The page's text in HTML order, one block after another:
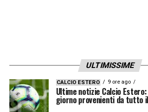
con il KVC Westerlo. Una
vedere la porta, che sia da
esterno. La sua è un’attitudine
imprescindibile. E da oggi sarà
ULTIMISSIME
CALCIO ESTERO 9 ore ago
Ultime notizie Calcio
giorno provenienti da tutto